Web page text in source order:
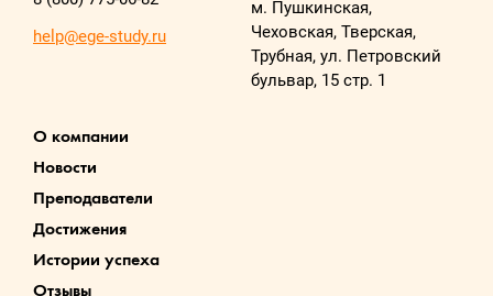
help@ege-study.ru
м. Пушкинская,
Чеховская, Тверская,
Трубная, ул. Петровский
бульвар, 15 стр. 1
О компании
Новости
Преподаватели
Достижения
Истории успеха
Отзывы